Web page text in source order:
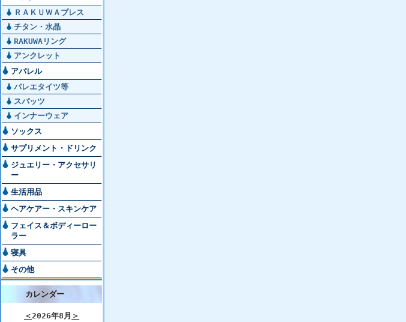
ＲＡＫＵＷＡブレス
チタン・水晶
RAKUWAリング
アンクレット
アパレル
バレエタイツ等
スパッツ
インナーウェア
ソックス
サプリメント・ドリンク
ジュエリー・アクセサリ
ー
生活用品
ヘアケアー・スキンケア
フェイス＆ボディーロー
ラー
寝具
その他
カレンダー
＜2026年8月 ＞